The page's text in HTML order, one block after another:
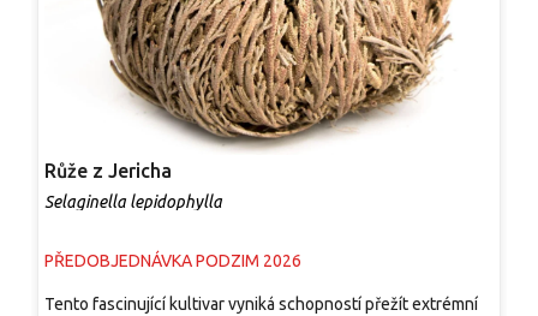
Růže z Jericha
Selaginella lepidophylla
PŘEDOBJEDNÁVKA PODZIM 2026
Tento fascinující kultivar vyniká schopností přežít extrémní